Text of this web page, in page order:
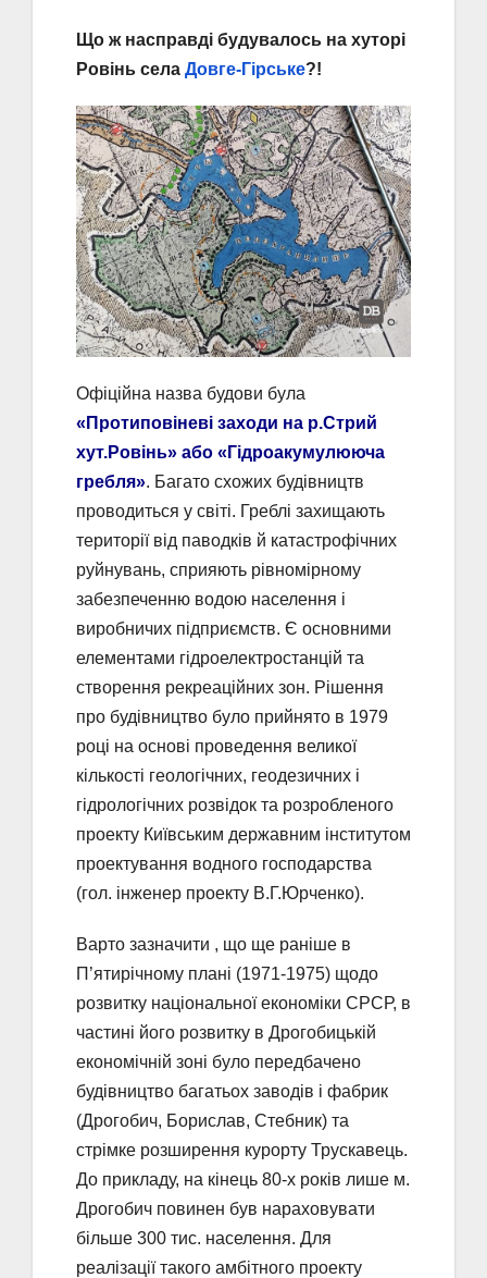
Що ж насправді будувалось на хуторі
Ровінь села Довге-Гірське?!
Офіційна назва будови була
«Протиповіневі заходи на р.Стрий
хут.Ровінь» або «Гідроакумулююча
гребля». Багато схожих будівництв
проводиться у світі. Греблі захищають
території від паводків й катастрофічних
руйнувань, сприяють рівномірному
забезпеченню водою населення і
виробничих підприємств. Є основними
елементами гідроелектростанцій та
створення рекреаційних зон. Рішення
про будівництво було прийнято в 1979
році на основі проведення великої
кількості геологічних, геодезичних і
гідрологічних розвідок та розробленого
проекту Київським державним інститутом
проектування водного господарства
(гол. інженер проекту В.Г.Юрченко).
Варто зазначити , що ще раніше в
П’ятирічному плані (1971-1975) щодо
розвитку національної економіки СРСР, в
частині його розвитку в Дрогобицькій
економічній зоні було передбачено
будівництво багатьох заводів і фабрик
(Дрогобич, Борислав, Стебник) та
стрімке розширення курорту Трускавець.
До прикладу, на кінець 80-х років лише м.
Дрогобич повинен був нараховувати
більше 300 тис. населення. Для
реалізації такого амбітного проекту